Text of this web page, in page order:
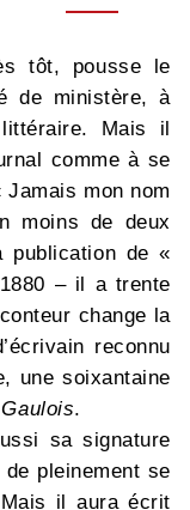
tôt, pousse le
de ministère, à
Mais il
comme à se
mon nom
moins de deux
publication de «
– il a trente
change la
reconnu
une soixantaine
.
sa signature
pleinement se
il aura écrit